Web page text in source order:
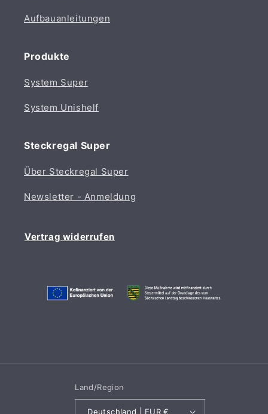
Aufbauanleitungen
Produkte
System Super
System Unishelf
Steckregal Super
Über Steckregal Super
Newsletter - Anmeldung
Vertrag widerrufen
Land/Region
Deutschland | EUR €